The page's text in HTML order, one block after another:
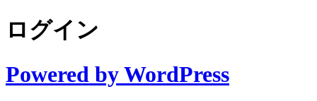
ログイン
Powered by WordPress